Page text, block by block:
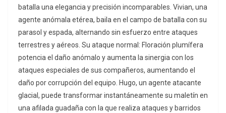
batalla una elegancia y precisión incomparables. Vivian, una
agente anómala etérea, baila en el campo de batalla con su
parasol y espada, alternando sin esfuerzo entre ataques
terrestres y aéreos. Su ataque normal: Floración plumífera
potencia el daño anómalo y aumenta la sinergia con los
ataques especiales de sus compañeros, aumentando el
daño por corrupción del equipo. Hugo, un agente atacante
glacial, puede transformar instantáneamente su maletín en
una afilada guadaña con la que realiza ataques y barridos